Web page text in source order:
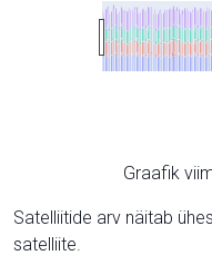
Graafik
Satelliitide arv näitab
satelliite.